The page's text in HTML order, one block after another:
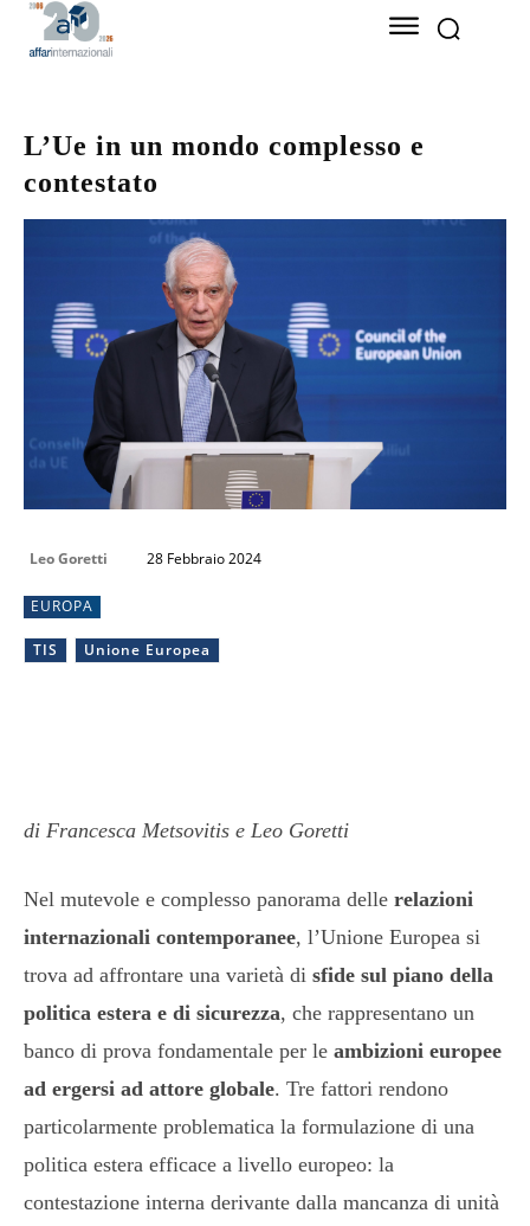
L’Ue in un mondo complesso e
contestato
Leo Goretti 28 Febbraio 2024
EUROPA
TIS Unione Europea
di Francesca Metsovitis e Leo Goretti
Nel mutevole e complesso panorama delle relazioni
internazionali contemporanee, l’Unione Europea si
trova ad affrontare una varietà di sfide sul piano della
politica estera e di sicurezza, che rappresentano un
banco di prova fondamentale per le ambizioni europee
ad ergersi ad attore globale. Tre fattori rendono
particolarmente problematica la formulazione di una
politica estera efficace a livello europeo: la
contestazione interna derivante dalla mancanza di unità